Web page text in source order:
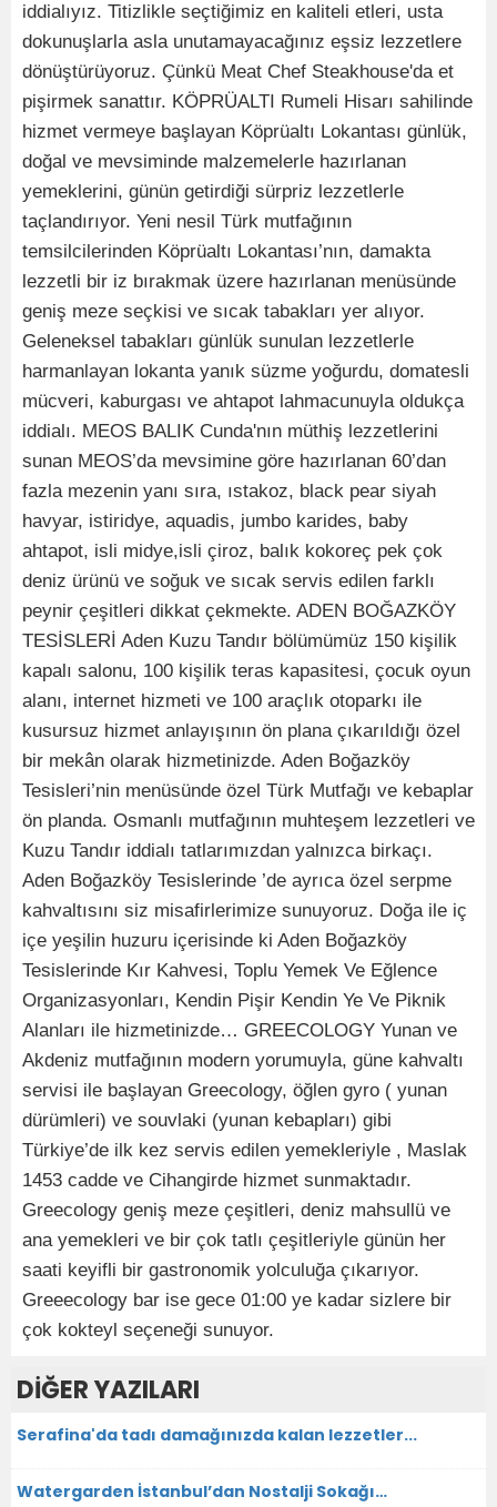
iddialıyız. Titizlikle seçtiğimiz en kaliteli etleri, usta
dokunuşlarla asla unutamayacağınız eşsiz lezzetlere
dönüştürüyoruz. Çünkü Meat Chef Steakhouse'da et
pişirmek sanattır. KÖPRÜALTI Rumeli Hisarı sahilinde
hizmet vermeye başlayan Köprüaltı Lokantası günlük,
doğal ve mevsiminde malzemelerle hazırlanan
yemeklerini, günün getirdiği sürpriz lezzetlerle
taçlandırıyor. Yeni nesil Türk mutfağının
temsilcilerinden Köprüaltı Lokantası’nın, damakta
lezzetli bir iz bırakmak üzere hazırlanan menüsünde
geniş meze seçkisi ve sıcak tabakları yer alıyor.
Geleneksel tabakları günlük sunulan lezzetlerle
harmanlayan lokanta yanık süzme yoğurdu, domatesli
mücveri, kaburgası ve ahtapot lahmacunuyla oldukça
iddialı. MEOS BALIK Cunda'nın müthiş lezzetlerini
sunan MEOS’da mevsimine göre hazırlanan 60’dan
fazla mezenin yanı sıra, ıstakoz, black pear siyah
havyar, istiridye, aquadis, jumbo karides, baby
ahtapot, isli midye,isli çiroz, balık kokoreç pek çok
deniz ürünü ve soğuk ve sıcak servis edilen farklı
peynir çeşitleri dikkat çekmekte. ADEN BOĞAZKÖY
TESİSLERİ Aden Kuzu Tandır bölümümüz 150 kişilik
kapalı salonu, 100 kişilik teras kapasitesi, çocuk oyun
alanı, internet hizmeti ve 100 araçlık otoparkı ile
kusursuz hizmet anlayışının ön plana çıkarıldığı özel
bir mekân olarak hizmetinizde. Aden Boğazköy
Tesisleri’nin menüsünde özel Türk Mutfağı ve kebaplar
ön planda. Osmanlı mutfağının muhteşem lezzetleri ve
Kuzu Tandır iddialı tatlarımızdan yalnızca birkaçı.
Aden Boğazköy Tesislerinde ’de ayrıca özel serpme
kahvaltısını siz misafirlerimize sunuyoruz. Doğa ile iç
içe yeşilin huzuru içerisinde ki Aden Boğazköy
Tesislerinde Kır Kahvesi, Toplu Yemek Ve Eğlence
Organizasyonları, Kendin Pişir Kendin Ye Ve Piknik
Alanları ile hizmetinizde… GREECOLOGY Yunan ve
Akdeniz mutfağının modern yorumuyla, güne kahvaltı
servisi ile başlayan Greecology, öğlen gyro ( yunan
dürümleri) ve souvlaki (yunan kebapları) gibi
Türkiye’de ilk kez servis edilen yemekleriyle , Maslak
1453 cadde ve Cihangirde hizmet sunmaktadır.
Greecology geniş meze çeşitleri, deniz mahsullü ve
ana yemekleri ve bir çok tatlı çeşitleriyle günün her
saati keyifli bir gastronomik yolculuğa çıkarıyor.
Greeecology bar ise gece 01:00 ye kadar sizlere bir
çok kokteyl seçeneği sunuyor.
DİĞER YAZILARI
Serafina'da tadı damağınızda kalan lezzetler...
Watergarden İstanbul’dan Nostalji Sokağı…